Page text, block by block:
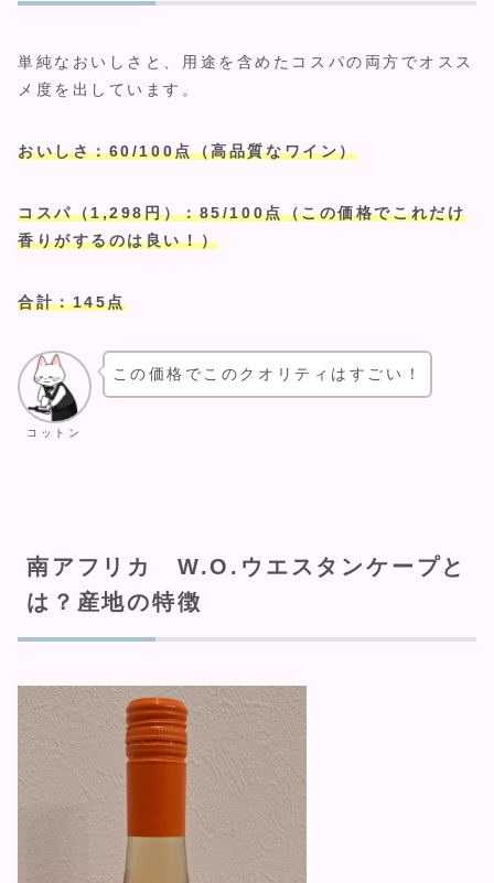
単純なおいしさと、用途を含めたコスパの両方でオスス
メ度を出しています。
おいしさ：60/100点（高品質なワイン）
コスパ（1,298円）：85/100点（この価格でこれだけ
香りがするのは良い！）
合計：145点
コットン
この価格でこのクオリティはすごい！
南アフリカ W.O.ウエスタンケープと
は？産地の特徴